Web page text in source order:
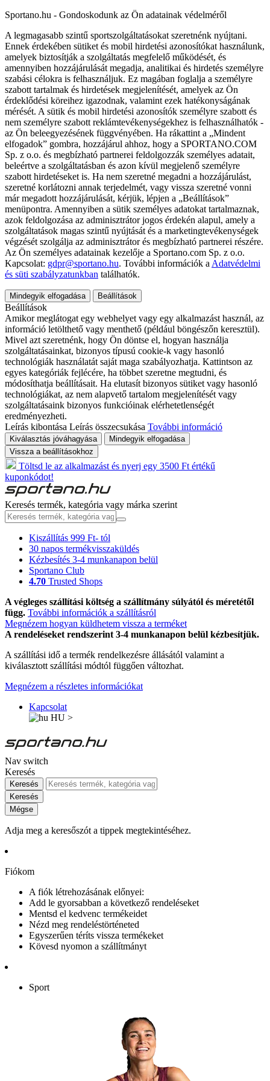
Sportano.hu - Gondoskodunk az Ön adatainak védelméről
A legmagasabb szintű sportszolgáltatásokat szeretnénk nyújtani.
Ennek érdekében sütiket és mobil hirdetési azonosítókat használunk,
amelyek biztosítják a szolgáltatás megfelelő működését, és
amennyiben hozzájárulását megadja, analitikai és hirdetés személyre
szabási célokra is felhasználjuk. Ez magában foglalja a személyre
szabott tartalmak és hirdetések megjelenítését, amelyek az Ön
érdeklődési köreihez igazodnak, valamint ezek hatékonyságának
mérését. A sütik és mobil hirdetési azonosítók személyre szabott és
nem személyre szabott reklámtevékenységekhez is felhasználhatók -
az Ön beleegyezésének függvényében. Ha rákattint a „Mindent
elfogadok” gombra, hozzájárul ahhoz, hogy a SPORTANO.COM
Sp. z o.o. és megbízható partnerei feldolgozzák személyes adatait,
beleértve a szolgáltatásban és azon kívül megjelenő személyre
szabott hirdetéseket is. Ha nem szeretné megadni a hozzájárulást,
szeretné korlátozni annak terjedelmét, vagy vissza szeretné vonni
már megadott hozzájárulását, kérjük, lépjen a „Beállítások”
menüpontra. Amennyiben a sütik személyes adatokat tartalmaznak,
azok feldolgozása az adminisztrátor jogos érdekén alapul, amely a
szolgáltatások magas szintű nyújtását és a marketingtevékenységek
végzését szolgálja az adminisztrátor és megbízható partnerei részére.
Az Ön személyes adatainak kezelője a Sportano.com Sp. z o.o.
Kapcsolat: gdpr@sportano.hu. További információk a Adatvédelmi
és süti szabályzatunkban találhatók.
Mindegyik elfogadása Beállítások
Beállítások
Amikor meglátogat egy webhelyet vagy egy alkalmazást használ, az
információ letölthető vagy menthető (például böngészőn keresztül).
Mivel azt szeretnénk, hogy Ön döntse el, hogyan használja
szolgáltatásainkat, bizonyos típusú cookie-k vagy hasonló
technológiák használatát saját maga szabályozhatja. Kattintson az
egyes kategóriák fejlécére, ha többet szeretne megtudni, és
módosíthatja beállításait. Ha elutasít bizonyos sütiket vagy hasonló
technológiákat, az nem alapvető tartalom megjelenítését vagy
szolgáltatásaink bizonyos funkcióinak elérhetetlenségét
eredményezheti.
Leírás kibontása Leírás összecsukása További információ
Kiválasztás jóváhagyása
Mindegyik elfogadása
Vissza a beállításokhoz
Töltsd le az alkalmazást és nyerj egy 3500 Ft értékű
kuponkódot!
Keresés termék, kategória vagy márka szerint
Kiszállítás 999 Ft- tól
30 napos termékvisszaküldés
Kézbesítés 3-4 munkanapon belül
Sportano Club
4.70 Trusted Shops
A végleges szállítási költség a szállítmány súlyától és méretétől
függ. További információk a szállításról
Megnézem hogyan küldhetem vissza a terméket
A rendeléseket rendszerint 3-4 munkanapon belül kézbesítjük.
A szállítási idő a termék rendelkezésre állásától valamint a
kiválasztott szállítási módtól függően változhat.
Megnézem a részletes információkat
Kapcsolat
HU >
Nav switch
Keresés
Keresés
Keresés
Mégse
Adja meg a keresőszót a tippek megtekintéséhez.
Fiókom
A fiók létrehozásának előnyei:
Add le gyorsabban a következő rendeléseket
Mentsd el kedvenc termékeidet
Nézd meg rendeléstörténeted
Egyszerűen téríts vissza termékeket
Kövesd nyomon a szállítmányt
Sport